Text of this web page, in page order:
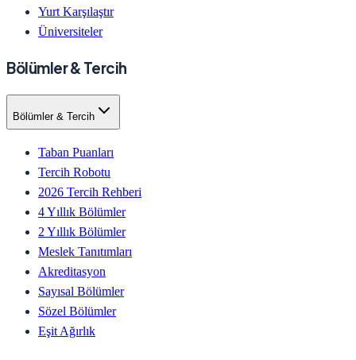
Yurt Karşılaştır
Üniversiteler
Bölümler & Tercih
Bölümler & Tercih
Taban Puanları
Tercih Robotu
2026 Tercih Rehberi
4 Yıllık Bölümler
2 Yıllık Bölümler
Meslek Tanıtımları
Akreditasyon
Sayısal Bölümler
Sözel Bölümler
Eşit Ağırlık